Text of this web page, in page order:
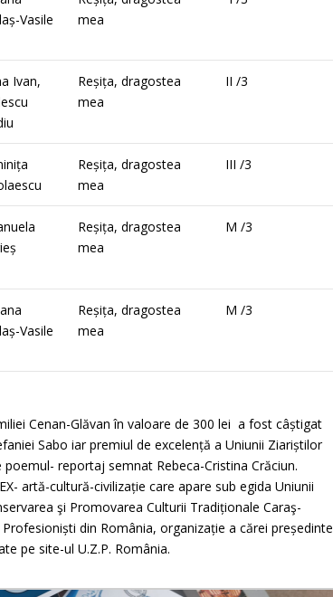
Vasile
mea
Ivan,
Reșița, dragostea
mea
II /3
Reșița, dragostea
mea
III /3
Reșița, dragostea
mea
M /3
Vasile
Reșița, dragostea
mea
M /3
Cenan-Glăvan în valoare de 300 lei a fost câștigat
Sabo iar premiul de excelență a Uniunii Ziariștilor
reportaj semnat Rebeca-Cristina Crăciun.
artă-cultură-civilizație care apare sub egida Uniunii
şi Promovarea Culturii Tradiționale Caraş-
din România, organizație a cărei președinte
pe site-ul U.Z.P. România.